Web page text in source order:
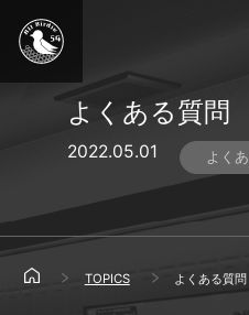
よくある質問
2022.05.01 よく
TOPICS よくある質問